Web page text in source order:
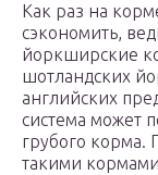
Как раз на
сэкономить,
йоркширские
шотландских
английских
система может
грубого корма.
такими